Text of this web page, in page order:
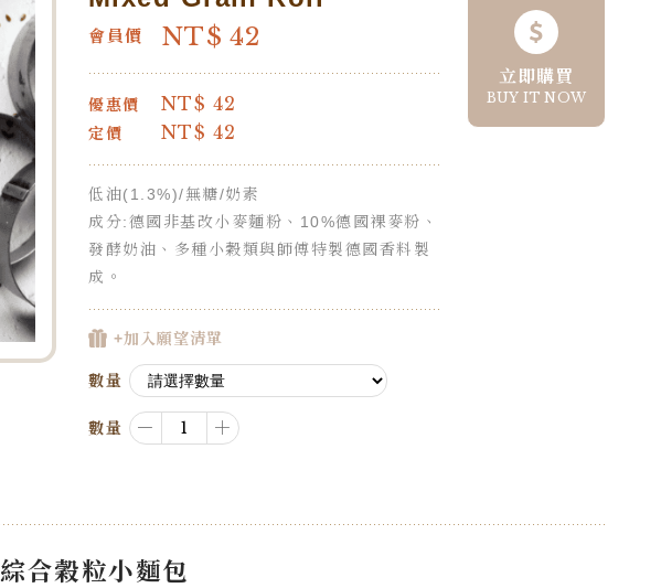
會員價 NT$ 42
優惠價 NT$ 42
定價 NT$ 42
低油(1.3%)/無糖/奶素
成分:德國非基改小麥麵粉、10%德國裸麥粉、
發酵奶油、多種小穀類與師傅特製德國香料製
成。
+加入願望清單
數量
數量 － ＋
立即購買
BUY IT NOW
綜合穀粒小麵包